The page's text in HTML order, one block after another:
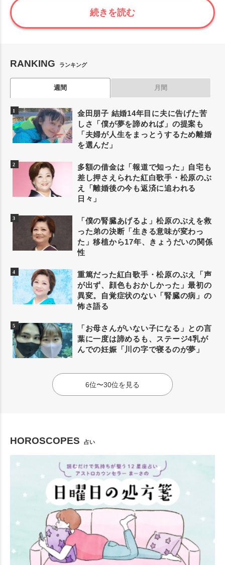
続きを読む
RANKING ランキング
週間 月間
金田朋子 結婚14年目に夫に告げた苦
しさ「僕が夢を諦めれば」の提案も
「夫婦が人生をまっとうするため離婚
を選んだ」
多額の借金は「報道で知った」自宅も
差し押さえられた紅白歌手・松原のぶ
え「離婚後の今も返済に追われる
日々」
「僕の腎臓あげるよ」松原のぶえを救
った弟の決断「生きる意味が変わっ
た」移植から17年、きょうだいの関係
性
重篤だった紅白歌手・松原のぶえ「声
が出ず、顔色もおかしかった」最初の
異変。自覚症状のない「腎臓の病」の
怖さ語る
「お母さんがいない子になる」との言
葉に一度は諦めるも、ステージ4乳が
んでの妊娠「川の字で寝るのが夢」
6位〜30位を見る
HOROSCOPES 占い